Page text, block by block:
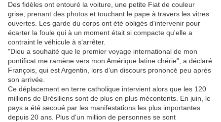
Des fidèles ont entouré la voiture, une petite Fiat de couleur
grise, prenant des photos et touchant le pape à travers les vitres
ouvertes. Les garde du corps ont été obligés d'intervenir pour
écarter la foule qui à un moment était si compacte qu'elle a
contraint le véhicule à s'arrêter.
"Dieu a souhaité que le premier voyage international de mon
pontificat me ramène vers mon Amérique latine chérie", a déclaré
François, qui est Argentin, lors d'un discours prononcé peu après
son arrivée.
Ce déplacement en terre catholique intervient alors que les 120
millions de Brésiliens sont de plus en plus mécontents. En juin, le
pays a été secoué par les manifestations les plus importantes
depuis 20 ans. Plus d'un million de personnes se sont